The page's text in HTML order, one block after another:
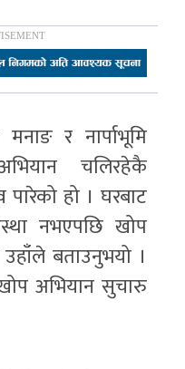
र नार्पाभूमि
चलिरहेकै
पारेको हो । घरबाट
नभएपछि खोप
बताउनुभयो ।
अभियान सुचारु